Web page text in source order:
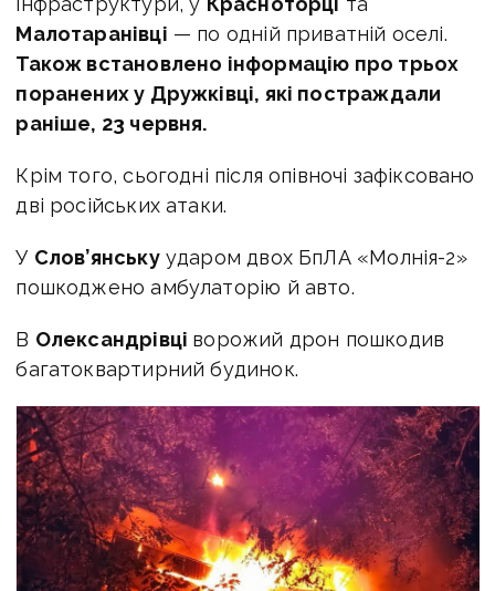
Малотаранівці — по одній приватній оселі.
Також встановлено інформацію про трьох
поранених у Дружківці, які постраждали
раніше, 23 червня.
Крім того, сьогодні після опівночі зафіксовано
дві російських атаки.
У Слов’янськуударом двох БпЛА «Молнія-2»
пошкоджено амбулаторію й авто.
В Олександрівці ворожий дрон пошкодив
багатоквартирний будинок.